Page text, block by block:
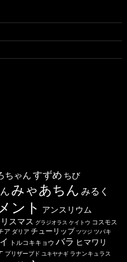
ちゃんすずめ ちび
みゃあちん みるく
ント アンスリウム
スマス グラジオラス ケイトウ コスモス
ア ダリア チューリップ ツツジ ツバキ
トルコキキョウ バラ ヒマワリ
プリザーブド ユキヤナギ ラナンキュラス